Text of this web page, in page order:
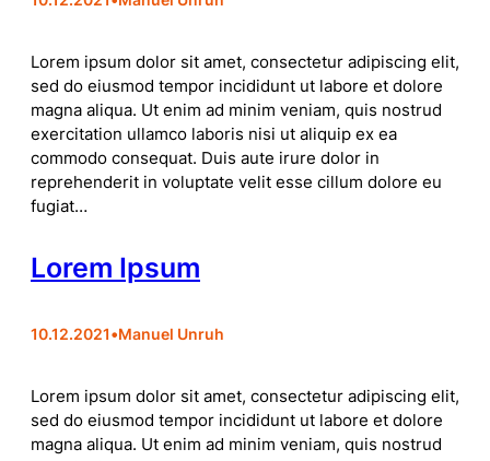
Lorem ipsum dolor sit amet, consectetur adipiscing elit,
sed do eiusmod tempor incididunt ut labore et dolore
magna aliqua. Ut enim ad minim veniam, quis nostrud
exercitation ullamco laboris nisi ut aliquip ex ea
commodo consequat. Duis aute irure dolor in
reprehenderit in voluptate velit esse cillum dolore eu
fugiat…
Lorem Ipsum
10.12.2021•Manuel Unruh
Lorem ipsum dolor sit amet, consectetur adipiscing elit,
sed do eiusmod tempor incididunt ut labore et dolore
magna aliqua. Ut enim ad minim veniam, quis nostrud